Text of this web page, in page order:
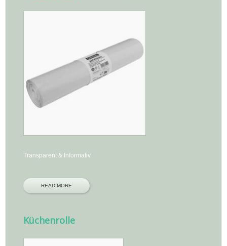
Transparent & Informativ
READ MORE
Küchenrolle